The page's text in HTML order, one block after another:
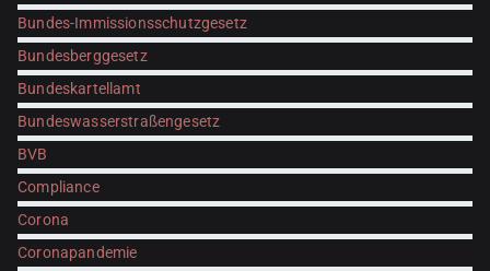
Bundes-Immissionsschutzgesetz
Bundesberggesetz
Bundeskartellamt
Bundeswasserstraßengesetz
BVB
Compliance
Corona
Coronapandemie